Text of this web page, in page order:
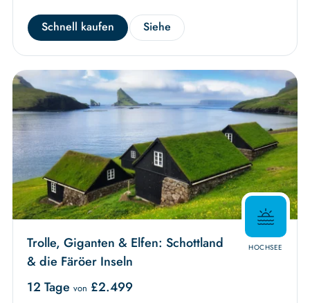
Schnell kaufen Siehe
HOCHSEE
Trolle, Giganten & Elfen: Schottland
& die Färöer Inseln
12 Tage von £2.499